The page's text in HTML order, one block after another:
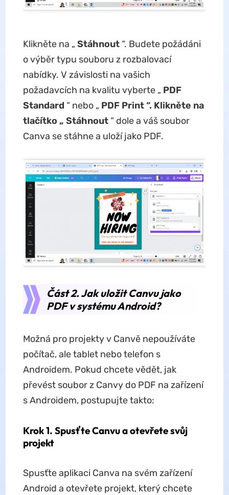
Klikněte na „ Stáhnout“. Budete požádáni
o výběr typu souboru z rozbalovací
nabídky. V závislosti na vašich
požadavcích na kvalitu vyberte „ PDF
Standard “ nebo „ PDF Print “. Klikněte na
tlačítko „ Stáhnout“ dole a váš soubor
Canva se stáhne a uloží jako PDF.
Část 2. Jak uložit Canvu jako
PDF v systému Android?
Možná pro projekty v Canvě nepoužíváte
počítač, ale tablet nebo telefon s
Androidem. Pokud chcete vědět, jak
převést soubor z Canvy do PDF na zařízení
s Androidem, postupujte takto:
Krok 1. Spusťte Canvu a otevřete svůj
projekt
Spusťte aplikaci Canva na svém zařízení
Android a otevřete projekt, který chcete